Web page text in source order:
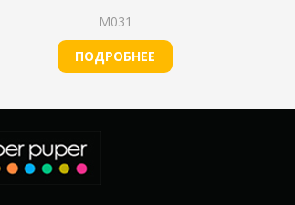
М031
ПОДРОБНЕЕ